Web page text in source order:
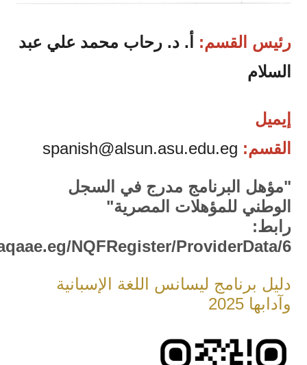
رئيس القسم: أ. د. رحاب محمد علي عبد
السلام
إيميل
القسم:
"مؤهل البرنامج مدرج في السجل
الوطني للمؤهلات المصرية"
رابط:
NQFRegister/ProviderData/6
دليل برنامج ليسانس اللغة الإسبانية
وآدابها 2025